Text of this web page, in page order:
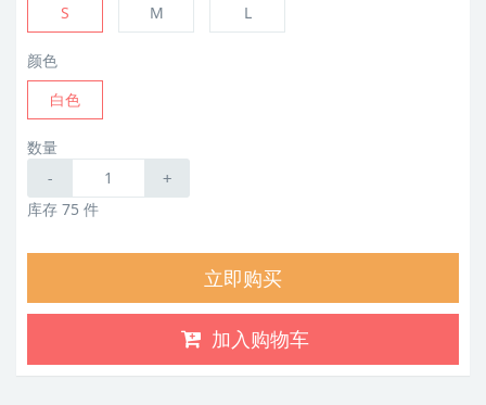
S
M L
颜色
白色
数量
- +
库存 75 件
立即购买
加入购物车